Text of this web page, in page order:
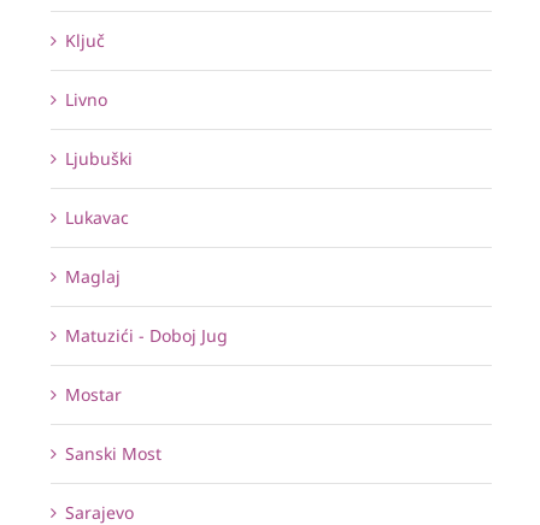
Ključ
Livno
Ljubuški
Lukavac
Maglaj
Matuzići - Doboj Jug
Mostar
Sanski Most
Sarajevo